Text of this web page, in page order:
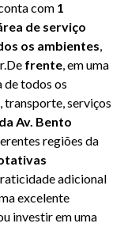
com 1
de serviço
os ambientes,
De frente, em uma
de todos os
transporte, serviços
Av. Bento
regiões da
adicional
excelente
investir em uma